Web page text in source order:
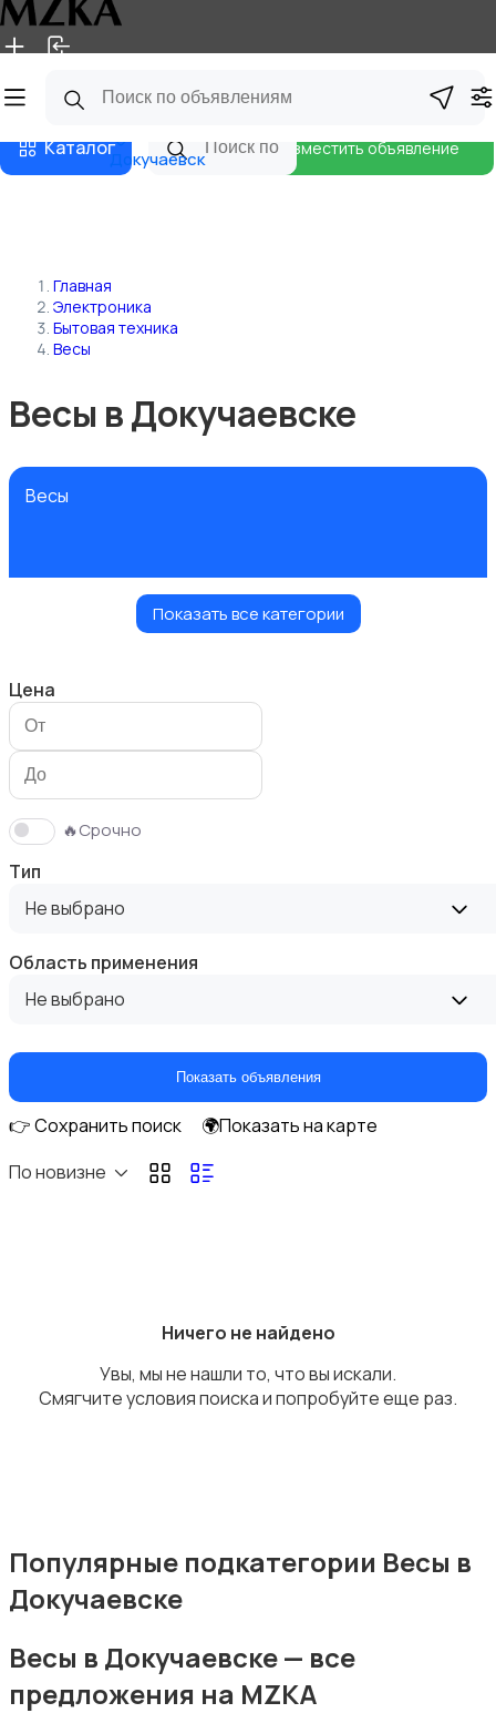
Главная Магазины
КаталогДокучаевск
Разместить объявление
Главная
Электроника
Бытовая техника
Весы
Весы в Докучаевске
Весы
Измельчение и смешивание
Климатическая техника
Кулеры и фильтры для воды
Приготовление еды
Показать все категории
Цена
🔥Срочно
Тип
Не выбрано
Область применения
Не выбрано
Показать объявления
👉 Сохранить поиск
🌍Показать на карте
По новизне
Ничего не найдено
Увы, мы не нашли то, что вы искали.
Смягчите условия поиска и попробуйте еще раз.
Популярные подкатегории Весы в
Докучаевске
Весы в Докучаевске — все
предложения на MZKA